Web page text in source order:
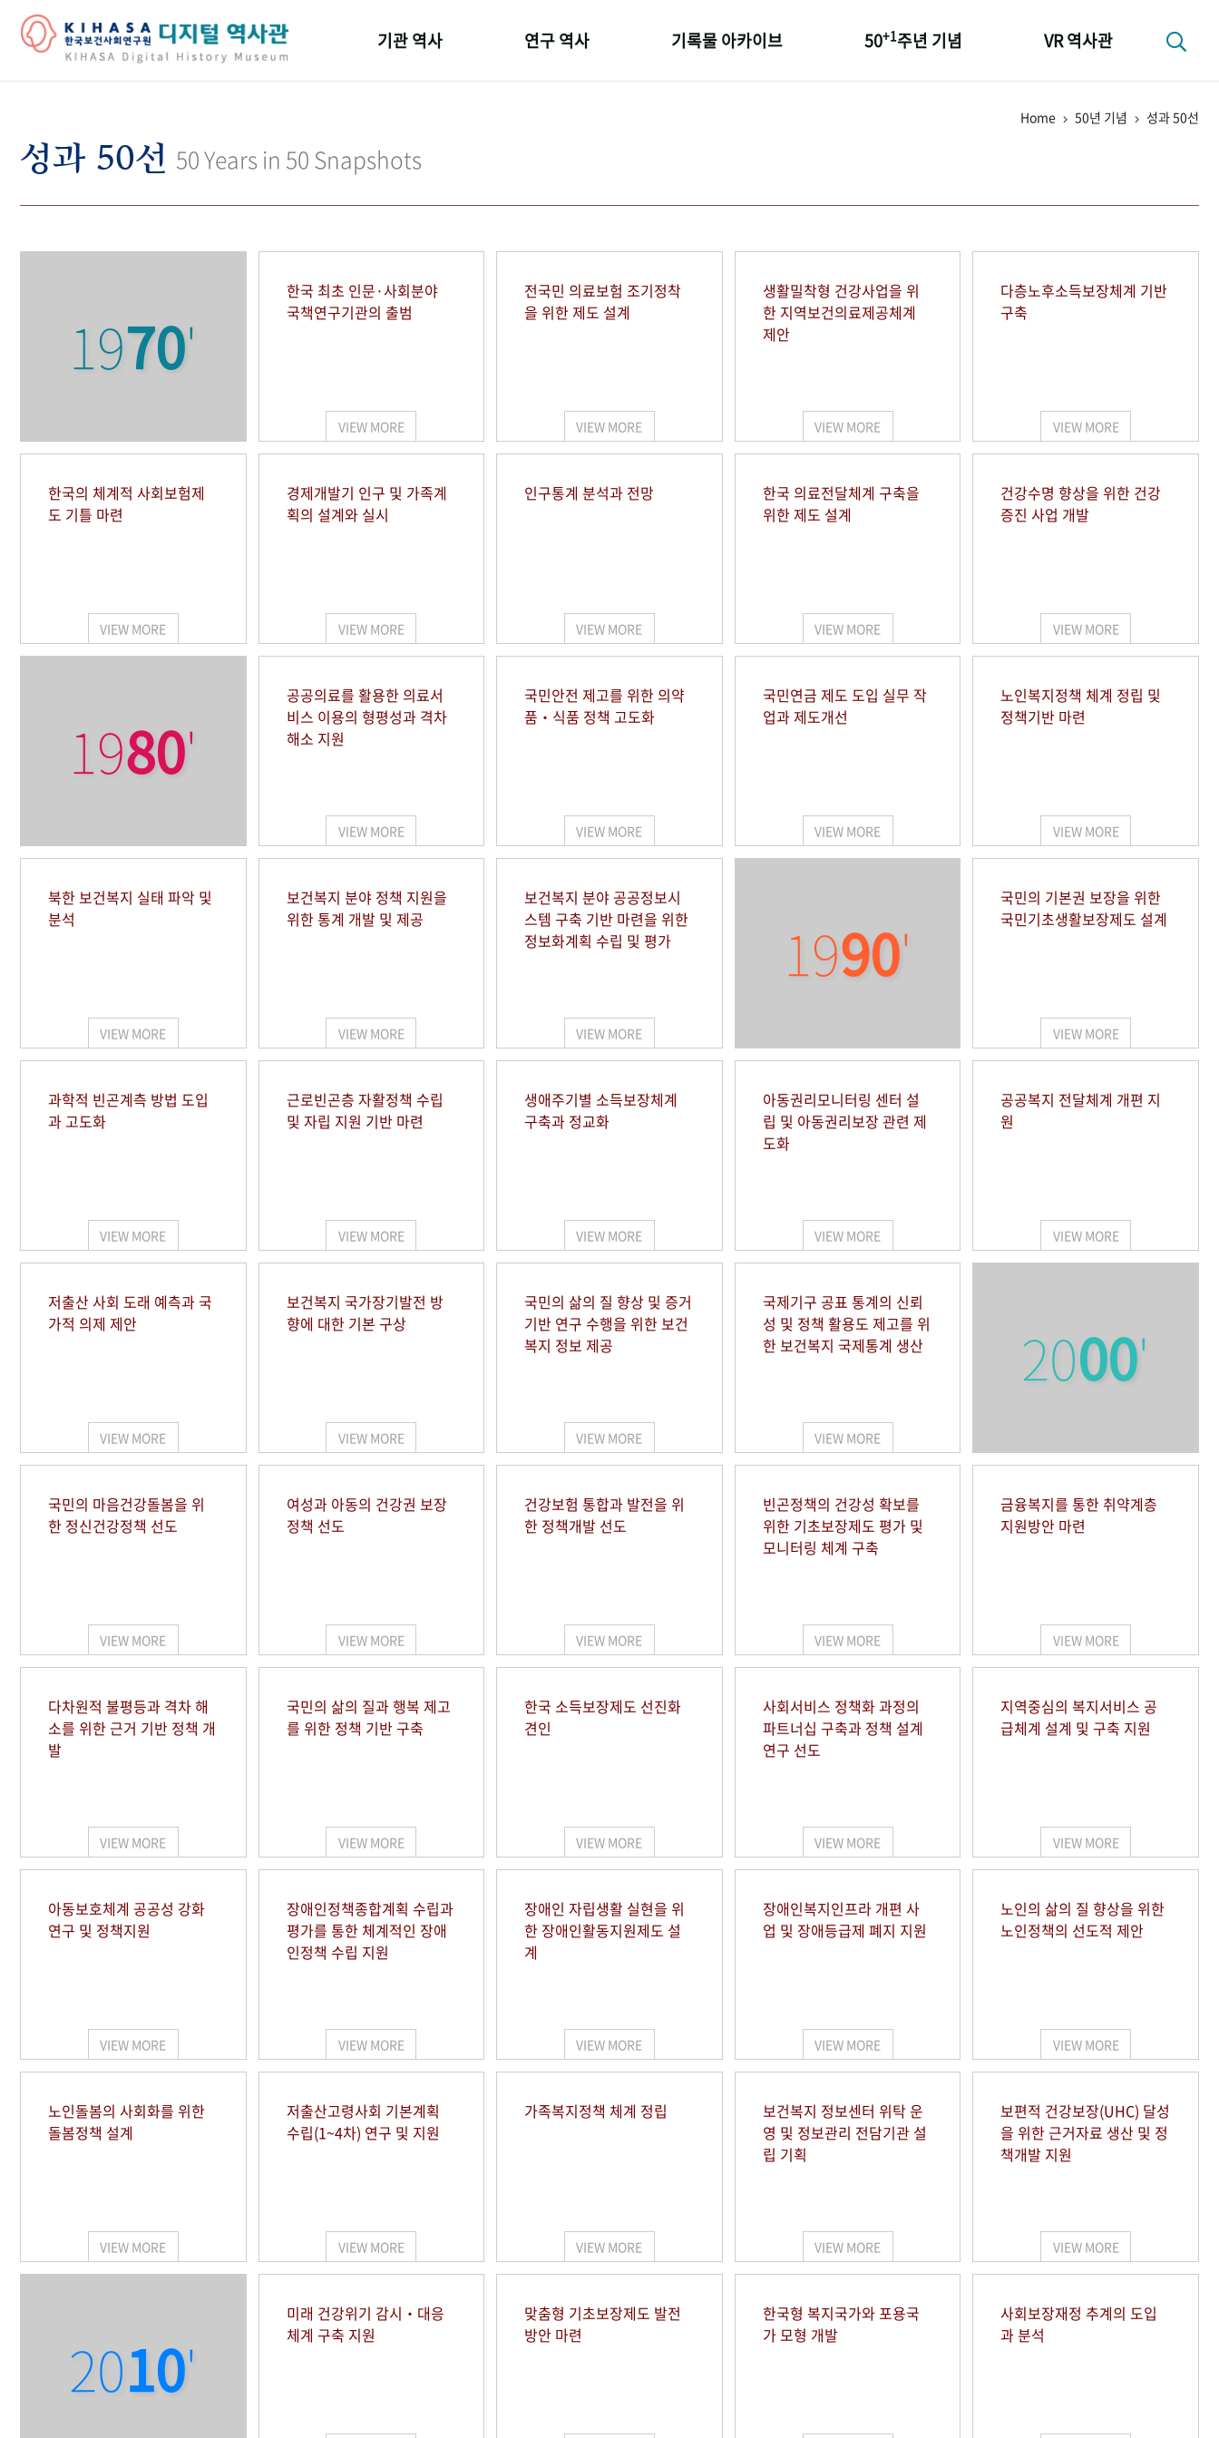
기관 역사
기관 변천사
연구 역사 기록물 아카이브 50+1주년 기념 VR 역사관
Home 50년 기념 성과 50선
성과 50선 50 Years in 50 Snapshots
1970'
한국 최초 인문·사회분야
국책연구기관의 출범
VIEW MORE
전국민 의료보험 조기정착
을 위한 제도 설계
VIEW MORE
생활밀착형 건강사업을 위
한 지역보건의료제공체계
제안
VIEW MORE
다층노후소득보장체계 기반
구축
VIEW MORE
한국의 체계적 사회보험제
도 기틀 마련
VIEW MORE
경제개발기 인구 및 가족계
획의 설계와 실시
VIEW MORE
인구통계 분석과 전망
VIEW MORE
한국 의료전달체계 구축을
위한 제도 설계
VIEW MORE
건강수명 향상을 위한 건강
증진 사업 개발
VIEW MORE
1980'
공공의료를 활용한 의료서
비스 이용의 형평성과 격차
해소 지원
VIEW MORE
국민안전 제고를 위한 의약
품‧식품 정책 고도화
VIEW MORE
국민연금 제도 도입 실무 작
업과 제도개선
VIEW MORE
노인복지정책 체계 정립 및
정책기반 마련
VIEW MORE
북한 보건복지 실태 파악 및
분석
VIEW MORE
보건복지 분야 정책 지원을
위한 통계 개발 및 제공
VIEW MORE
보건복지 분야 공공정보시
스템 구축 기반 마련을 위한
정보화계획 수립 및 평가
VIEW MORE
1990'
국민의 기본권 보장을 위한
국민기초생활보장제도 설계
VIEW MORE
과학적 빈곤계측 방법 도입
과 고도화
VIEW MORE
근로빈곤층 자활정책 수립
및 자립 지원 기반 마련
VIEW MORE
생애주기별 소득보장체계
구축과 정교화
VIEW MORE
아동권리모니터링 센터 설
립 및 아동권리보장 관련 제
도화
VIEW MORE
공공복지 전달체계 개편 지
원
VIEW MORE
저출산 사회 도래 예측과 국
가적 의제 제안
VIEW MORE
보건복지 국가장기발전 방
향에 대한 기본 구상
VIEW MORE
국민의 삶의 질 향상 및 증거
기반 연구 수행을 위한 보건
복지 정보 제공
VIEW MORE
국제기구 공표 통계의 신뢰
성 및 정책 활용도 제고를 위
한 보건복지 국제통계 생산
VIEW MORE
2000'
국민의 마음건강돌봄을 위
한 정신건강정책 선도
VIEW MORE
여성과 아동의 건강권 보장
정책 선도
VIEW MORE
건강보험 통합과 발전을 위
한 정책개발 선도
VIEW MORE
빈곤정책의 건강성 확보를
위한 기초보장제도 평가 및
모니터링 체계 구축
VIEW MORE
금융복지를 통한 취약계층
지원방안 마련
VIEW MORE
다차원적 불평등과 격차 해
소를 위한 근거 기반 정책 개
발
VIEW MORE
국민의 삶의 질과 행복 제고
를 위한 정책 기반 구축
VIEW MORE
한국 소득보장제도 선진화
견인
VIEW MORE
사회서비스 정책화 과정의
파트너십 구축과 정책 설계
연구 선도
VIEW MORE
지역중심의 복지서비스 공
급체계 설계 및 구축 지원
VIEW MORE
아동보호체계 공공성 강화
연구 및 정책지원
VIEW MORE
장애인정책종합계획 수립과
평가를 통한 체계적인 장애
인정책 수립 지원
VIEW MORE
장애인 자립생활 실현을 위
한 장애인활동지원제도 설
계
VIEW MORE
장애인복지인프라 개편 사
업 및 장애등급제 폐지 지원
VIEW MORE
노인의 삶의 질 향상을 위한
노인정책의 선도적 제안
VIEW MORE
노인돌봄의 사회화를 위한
돌봄정책 설계
VIEW MORE
저출산고령사회 기본계획
수립(1~4차) 연구 및 지원
VIEW MORE
가족복지정책 체계 정립
VIEW MORE
보건복지 정보센터 위탁 운
영 및 정보관리 전담기관 설
립 기획
VIEW MORE
보편적 건강보장(UHC) 달성
을 위한 근거자료 생산 및 정
책개발 지원
VIEW MORE
2010'
미래 건강위기 감시‧대응
체계 구축 지원
맞춤형 기초보장제도 발전
방안 마련
한국형 복지국가와 포용국
가 모형 개발
사회보장재정 추계의 도입
과 분석